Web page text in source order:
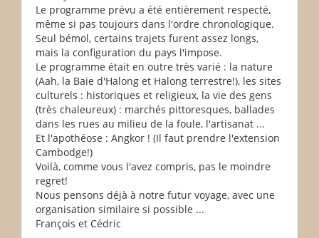
Le programme prévu a été entièrement respecté,
même si pas toujours dans l'ordre chronologique.
Seul bémol, certains trajets furent assez longs,
mais la configuration du pays l'impose.
Le programme était en outre très varié : la nature
(Aah, la Baie d'Halong et Halong terrestre!), les sites
culturels : historiques et religieux, la vie des gens
(très chaleureux) : marchés pittoresques, ballades
dans les rues au milieu de la foule, l'artisanat ...
Et l'apothéose : Angkor ! (Il faut prendre l'extension
Cambodge!)
Voilà, comme vous l'avez compris, pas le moindre
regret!
Nous pensons déjà à notre futur voyage, avec une
organisation similaire si possible ...
François et Cédric